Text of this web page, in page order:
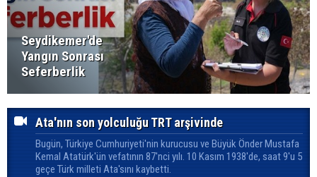
Seydikemer'de
Yangın Sonrası
Seferberlik
Ata'nın son yolculuğu TRT arşivinde
Bugün, Türkiye Cumhuriyeti'nin kurucusu ve Büyük Önder Mustafa
Kemal Atatürk'ün vefatının 87'nci yılı. 10 Kasım 1938'de, saat 9'u 5
geçe Türk milleti Ata'sını kaybetti.